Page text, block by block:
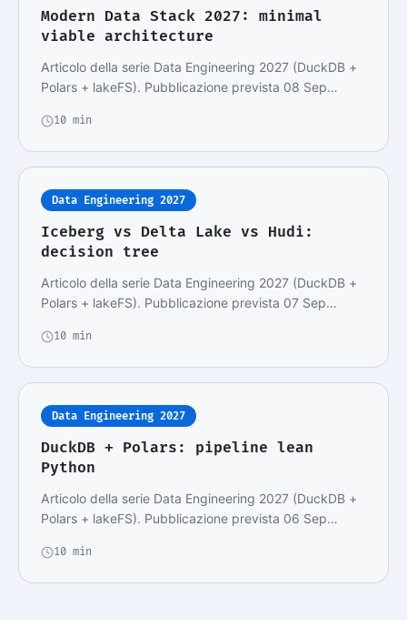
Modern Data Stack 2027: minimal
viable architecture
Articolo della serie Data Engineering 2027 (DuckDB +
Polars + lakeFS). Pubblicazione prevista 08 Sep…
10 min
Data Engineering 2027
Iceberg vs Delta Lake vs Hudi:
decision tree
Articolo della serie Data Engineering 2027 (DuckDB +
Polars + lakeFS). Pubblicazione prevista 07 Sep…
10 min
Data Engineering 2027
DuckDB + Polars: pipeline lean
Python
Articolo della serie Data Engineering 2027 (DuckDB +
Polars + lakeFS). Pubblicazione prevista 06 Sep…
10 min